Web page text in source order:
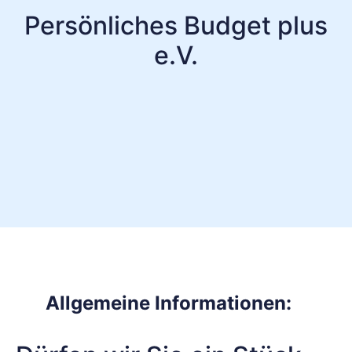
Persönliches Budget plus
e.V.
Allgemeine Informationen: